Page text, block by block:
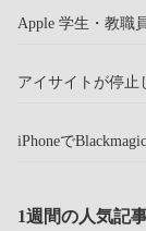
Apple 学生・教職
アイサイトが停止
iPhoneで
1週間の人気記